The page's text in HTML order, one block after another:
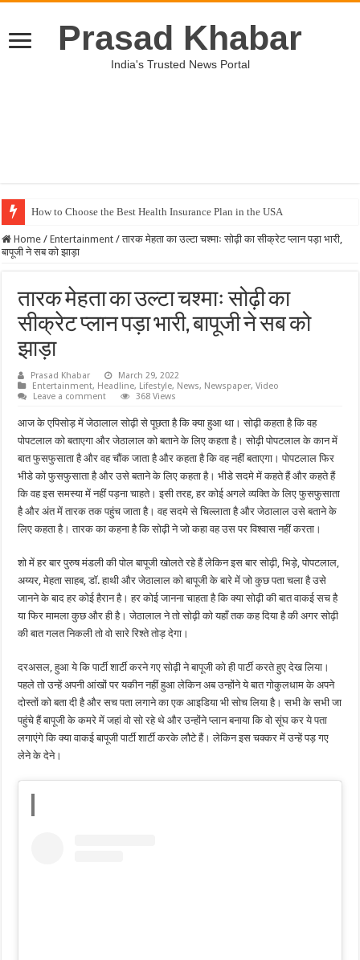
Prasad Khabar
India's Trusted News Portal
How to Choose the Best Health Insurance Plan in the USA
Home / Entertainment / तारक मेहता का उल्टा चश्माः सोढ़ी का सीक्रेट प्लान पड़ा भारी,
बापूजी ने सब को झाड़ा
तारक मेहता का उल्टा चश्माः सोढ़ी का
सीक्रेट प्लान पड़ा भारी, बापूजी ने सब को
झाड़ा
Prasad Khabar
March 29, 2022
Entertainment, Headline, Lifestyle, News, Newspaper,Video
Leave a comment
368 Views
आज के एपिसोड़ में जेठालाल सोढ़ी से पूछता है कि क्या हुआ था। सोढ़ी कहता है कि वह
पोपटलाल को बताएगा और जेठालाल को बताने के लिए कहता है। सोढ़ी पोपटलाल के कान में
बात फुसफुसाता है और वह चौंक जाता है और कहता है कि वह नहीं बताएगा। पोपटलाल फिर
भीडे को फुसफुसाता है और उसे बताने के लिए कहता है। भीडे सदमे में कहते हैं और कहते हैं
कि वह इस समस्या में नहीं पड़ना चाहते। इसी तरह, हर कोई अगले व्यक्ति के लिए फुसफुसाता
है और अंत में तारक तक पहुंच जाता है। वह सदमे से चिल्लाता है और जेठालाल उसे बताने के
लिए कहता है। तारक का कहना है कि सोढ़ी ने जो कहा वह उस पर विश्वास नहीं करता।
शो में हर बार पुरुष मंडली की पोल बापूजी खोलते रहे हैं लेकिन इस बार सोढ़ी, भिड़े, पोपटलाल,
अय्यर, मेहता साहब, डॉ. हाथी और जेठालाल को बापूजी के बारे में जो कुछ पता चला है उसे
जानने के बाद हर कोई हैरान है। हर कोई जानना चाहता है कि क्या सोढ़ी की बात वाकई सच है
या फिर मामला कुछ और ही है। जेठालाल ने तो सोढ़ी को यहाँ तक कह दिया है की अगर सोढ़ी
की बात गलत निकली तो वो सारे रिश्ते तोड़ देगा।
दरअसल, हुआ ये कि पार्टी शार्टी करने गए सोढ़ी ने बापूजी को ही पार्टी करते हुए देख लिया।
पहले तो उन्हें अपनी आंखों पर यकीन नहीं हुआ लेकिन अब उन्होंने ये बात गोकुलधाम के अपने
दोस्तों को बता दी है और सच पता लगाने का एक आइडिया भी सोच लिया है। सभी के सभी जा
पहुंचे हैं बापूजी के कमरे में जहां वो सो रहे थे और उन्होंने प्लान बनाया कि वो सूंघ कर ये पता
लगाएंगे कि क्या वाकई बापूजी पार्टी शार्टी करके लौटे हैं। लेकिन इस चक्कर में उन्हें पड़ गए
लेने के देने।